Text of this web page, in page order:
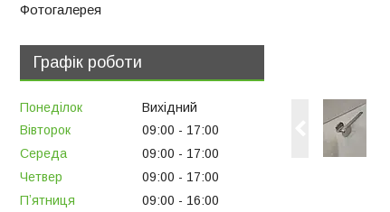
Фотогалерея
Графік роботи
Понеділок
Вихідний
Вівторок
09:00
17:00
Середа
09:00
17:00
Четвер
09:00
17:00
Пʼятниця
09:00
16:00